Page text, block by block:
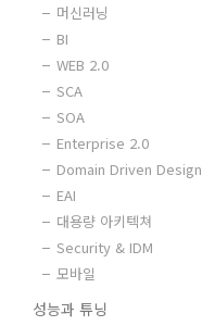
머신러닝
BI
WEB 2.0
SCA
SOA
Enterprise 2.0
Domain Driven Design
EAI
대용량 아키텍쳐
Security & IDM
모바일
성능과 튜닝